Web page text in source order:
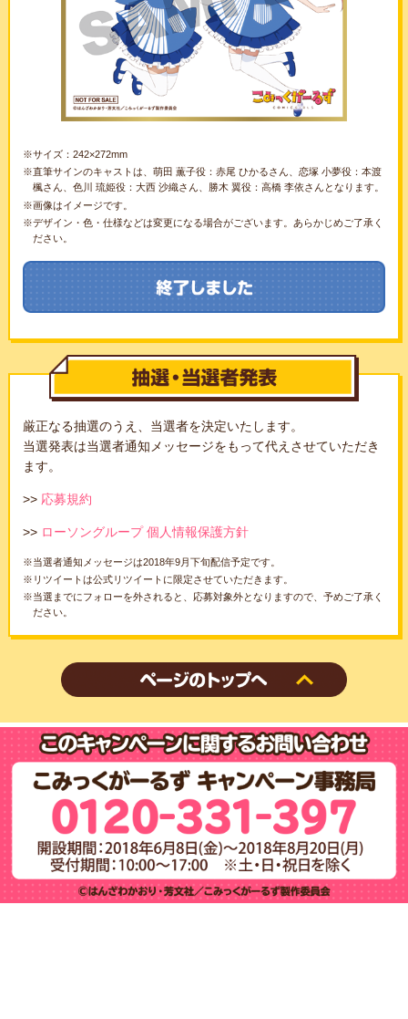
※サイズ：242×272mm
※直筆サインのキャストは、萌田 薫子役：赤尾 ひかるさん、恋塚 小夢役：本渡
楓さん、色川 琉姫役：大西 沙織さん、勝木 翼役：高橋 李依さんとなります。
※画像はイメージです。
※デザイン・色・仕様などは変更になる場合がございます。あらかじめご了承く
ださい。
厳正なる抽選のうえ、当選者を決定いたします。
当選発表は当選者通知メッセージをもって代えさせていただき
ます。
>> 応募規約
>> ローソングループ 個人情報保護方針
※当選者通知メッセージは2018年9月下旬配信予定です。
※リツイートは公式リツイートに限定させていただきます。
※当選までにフォローを外されると、応募対象外となりますので、予めご了承く
ださい。